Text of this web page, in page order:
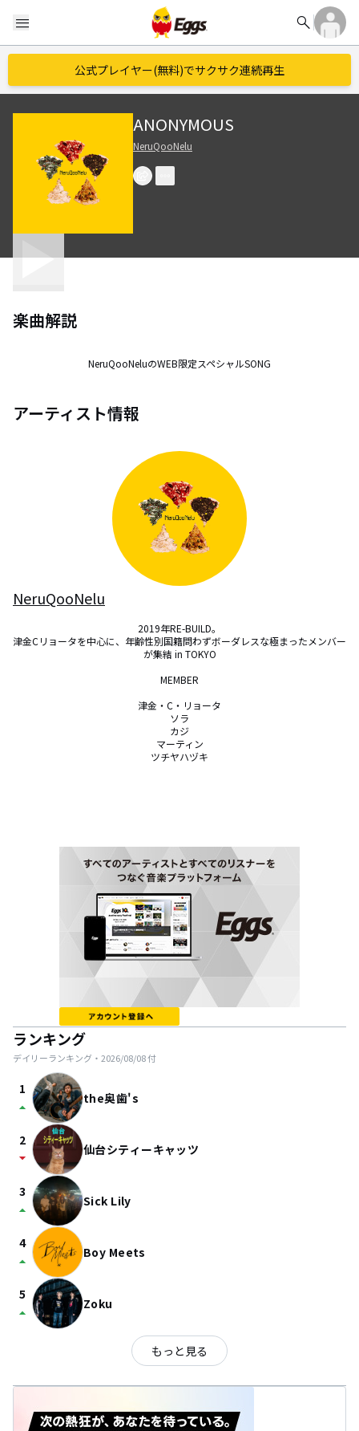
menu search
公式プレイヤー(無料)でサクサク連続再生
ANONYMOUS
NeruQooNelu
楽曲解説
NeruQooNeluのWEB限定スペシャルSONG
アーティスト情報
NeruQooNelu
2019年RE-BUILD。
津金Cリョータを中心に、年齢性別国籍問わずボーダレスな極まったメンバー
が集結 in TOKYO
MEMBER
津金・C・リョータ
ソラ
カジ
マーティン
ツチヤハヅキ
ランキング
デイリーランキング・ 2026/08/08付
1
arrow_drop_up the奥歯's
2
arrow_drop_down 仙台シティーキャッツ
3
arrow_drop_up Sick Lily
4
arrow_drop_up Boy Meets
5
arrow_drop_up Zoku
もっと見る